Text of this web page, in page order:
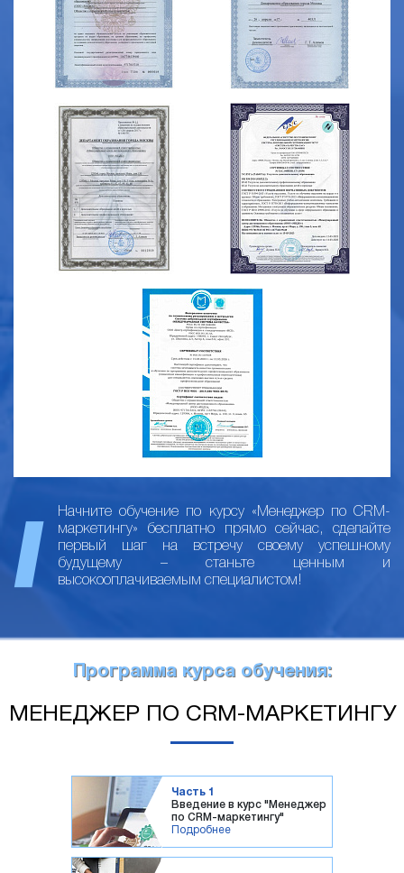
Начните обучение по курсу «Менеджер по CRM-
маркетингу» бесплатно прямо сейчас, сделайте
первый шаг на встречу своему успешному
будущему – станьте ценным и
высокооплачиваемым специалистом!
Программа курса обучения:
МЕНЕДЖЕР ПО CRM-МАРКЕТИНГУ
Часть 1
Введение в курс "Менеджер
по CRM-маркетингу"
Подробнее